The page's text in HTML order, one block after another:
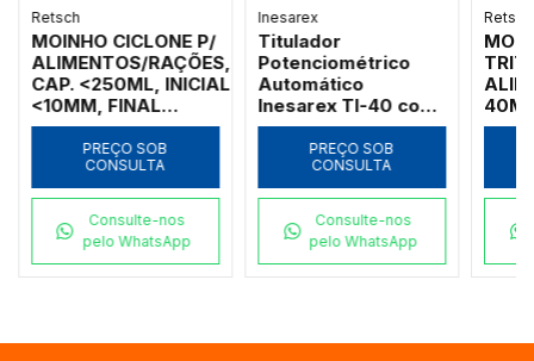
Retsch
MOINHO CICLONE P/
ALIMENTOS/RAÇÕES,
CAP. <250ML, INICIAL
<10MM, FINAL
<250UM, 220V
PREÇO SOB
CONSULTA
Consulte-nos
pelo WhatsApp
Inesarex
Titulador
Potenciométrico
Automático
Inesarex TI-40 com
Bureta
Intercambiável
PREÇO SOB
CONSULTA
Consulte-nos
pelo WhatsApp
Retsch